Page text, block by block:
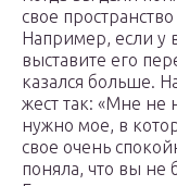
свое
Например, если у
выставите его
казался больше.
жест так: «Мне не
нужно мое, в
свое очень
поняла, что вы не